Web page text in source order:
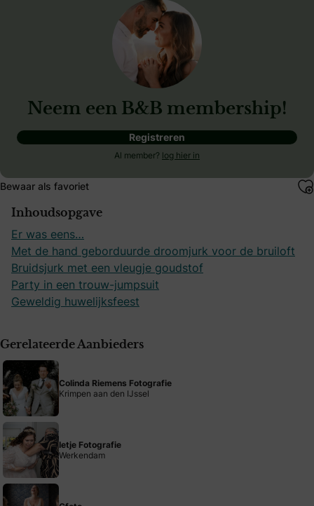
Neem een B&B membership!
Registreren
Al member? log hier in
Bewaar als favoriet
Inhoudsopgave
Er was eens…
Met de hand geborduurde droomjurk voor de bruiloft
Bruidsjurk met een vleugje goudstof
Party in een trouw-jumpsuit
Geweldig huwelijksfeest
Gerelateerde Aanbieders
Colinda Riemens Fotografie
Krimpen aan den IJssel
Ietje Fotografie
Werkendam